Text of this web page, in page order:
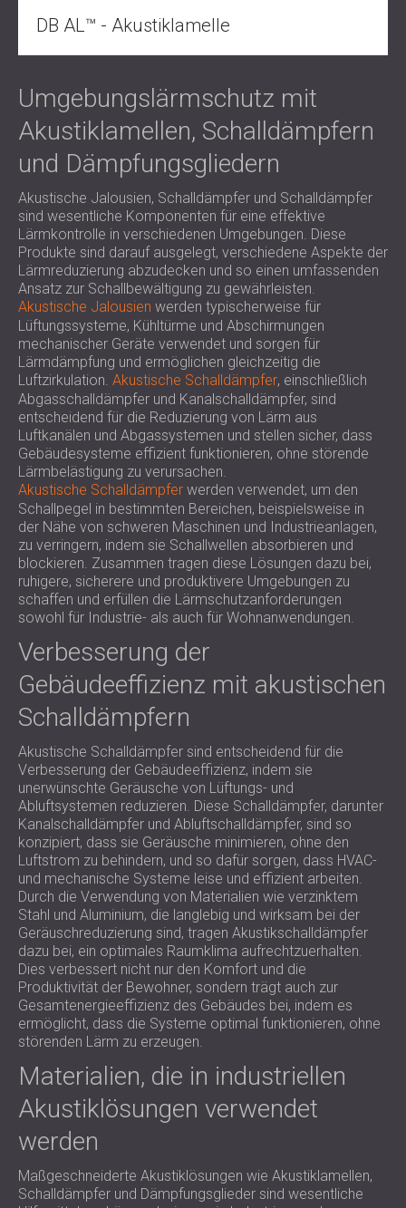
DB AL™ - Akustiklamelle
Umgebungslärmschutz mit
Akustiklamellen, Schalldämpfern
und Dämpfungsgliedern
Akustische Jalousien, Schalldämpfer und Schalldämpfer
sind wesentliche Komponenten für eine effektive
Lärmkontrolle in verschiedenen Umgebungen. Diese
Produkte sind darauf ausgelegt, verschiedene Aspekte der
Lärmreduzierung abzudecken und so einen umfassenden
Ansatz zur Schallbewältigung zu gewährleisten.
Akustische Jalousien werden typischerweise für
Lüftungssysteme, Kühltürme und Abschirmungen
mechanischer Geräte verwendet und sorgen für
Lärmdämpfung und ermöglichen gleichzeitig die
Luftzirkulation. Akustische Schalldämpfer, einschließlich
Abgasschalldämpfer und Kanalschalldämpfer, sind
entscheidend für die Reduzierung von Lärm aus
Luftkanälen und Abgassystemen und stellen sicher, dass
Gebäudesysteme effizient funktionieren, ohne störende
Lärmbelästigung zu verursachen.
Akustische Schalldämpfer werden verwendet, um den
Schallpegel in bestimmten Bereichen, beispielsweise in
der Nähe von schweren Maschinen und Industrieanlagen,
zu verringern, indem sie Schallwellen absorbieren und
blockieren. Zusammen tragen diese Lösungen dazu bei,
ruhigere, sicherere und produktivere Umgebungen zu
schaffen und erfüllen die Lärmschutzanforderungen
sowohl für Industrie- als auch für Wohnanwendungen.
Verbesserung der
Gebäudeeffizienz mit akustischen
Schalldämpfern
Akustische Schalldämpfer sind entscheidend für die
Verbesserung der Gebäudeeffizienz, indem sie
unerwünschte Geräusche von Lüftungs- und
Abluftsystemen reduzieren. Diese Schalldämpfer, darunter
Kanalschalldämpfer und Abluftschalldämpfer, sind so
konzipiert, dass sie Geräusche minimieren, ohne den
Luftstrom zu behindern, und so dafür sorgen, dass HVAC-
und mechanische Systeme leise und effizient arbeiten.
Durch die Verwendung von Materialien wie verzinktem
Stahl und Aluminium, die langlebig und wirksam bei der
Geräuschreduzierung sind, tragen Akustikschalldämpfer
dazu bei, ein optimales Raumklima aufrechtzuerhalten.
Dies verbessert nicht nur den Komfort und die
Produktivität der Bewohner, sondern trägt auch zur
Gesamtenergieeffizienz des Gebäudes bei, indem es
ermöglicht, dass die Systeme optimal funktionieren, ohne
störenden Lärm zu erzeugen.
Materialien, die in industriellen
Akustiklösungen verwendet
werden
Maßgeschneiderte Akustiklösungen wie Akustiklamellen,
Schalldämpfer und Dämpfungsglieder sind wesentliche